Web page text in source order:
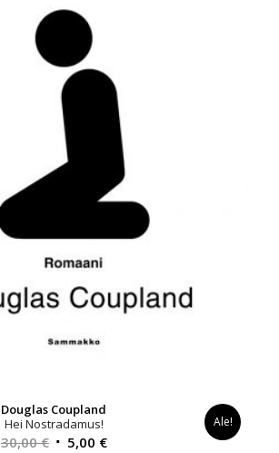
Douglas Coupland
Hei Nostradamus!
30,00€ Alkuperäinen
5,00 €Nykyinen
Ale!